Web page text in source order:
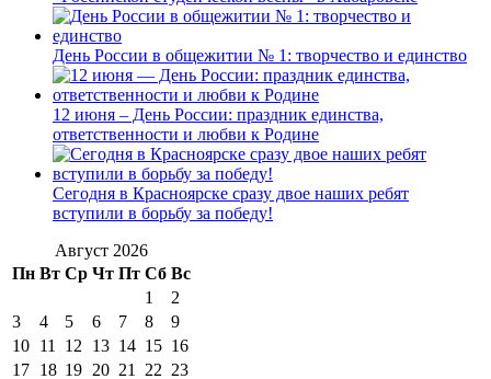
День России в общежитии № 1: творчество и единство
12 июня – День России: праздник единства,
ответственности и любви к Родине
Сегодня в Красноярске сразу двое наших ребят
вступили в борьбу за победу!
Август 2026
Пн Вт Ср Чт Пт Сб Вс
1
2
3
4 5 6 7 8
9
10 11 12 13 14 15 16
17 18 19 20 21 22 23